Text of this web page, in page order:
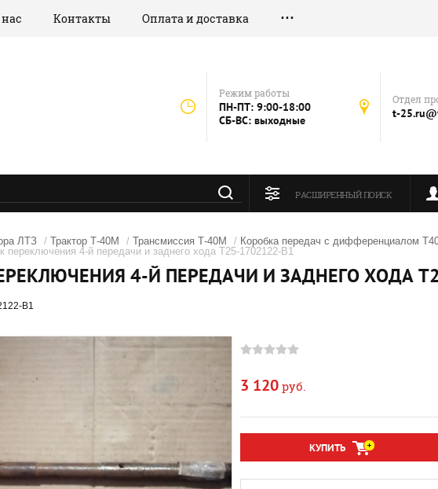
Контакты Оплата и доставка
Режим работы
ПН-ПТ: 9:00-18:00
СБ-ВС: выходные
Отдел
t-
РАСШИРЕННЫЙ ПОИСК
ЛТЗ / Трактор Т-40М / Трансмиссия Т-40М / Коробка передач с дифференциалом
переключения 4-й передачи и заднего хода Т25-1702122-В1
4-Й ПЕРЕДАЧИ И ЗАДНЕГО ХОДА
В1
3 120 руб.
КУПИТЬ